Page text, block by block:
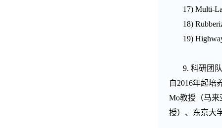
17) Multi-
18)
19)
9. 科研团队
自2016年起培
Mo教授（马来
授）、东京大